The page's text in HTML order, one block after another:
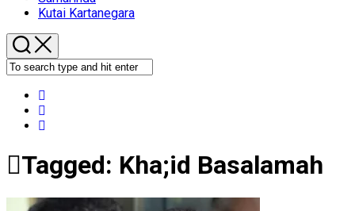
Kutai Kartanegara
Tagged: Kha;id Basalamah